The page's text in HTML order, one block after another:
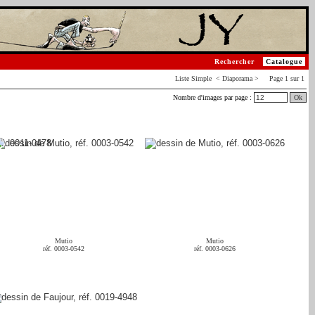
Catalogue
Rechercher
Liste Simple < Diaporama > Page 1 sur 1
Nombre d'images par page : Ok
Mutio
réf. 0003-0542
Mutio
réf. 0003-0626